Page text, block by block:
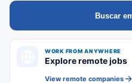
Buscar
WORK FROM ANYWHERE
Explore remote jobs
View remote companies